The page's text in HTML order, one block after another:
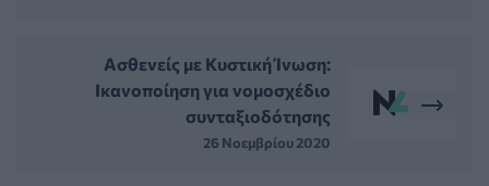
Ασθενείς με Κυστική Ίνωση:
Ικανοποίηση για νομοσχέδιο
συνταξιοδότησης
26 Νοεμβρίου 2020